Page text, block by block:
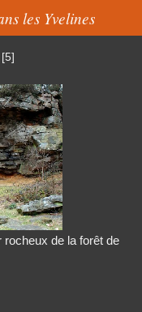
les Yvelines
[5]
rocheux de la forêt de